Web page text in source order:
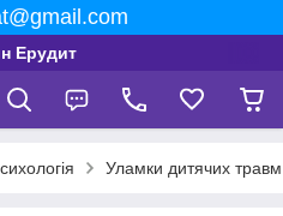
Ерудит
Уламки дитячих